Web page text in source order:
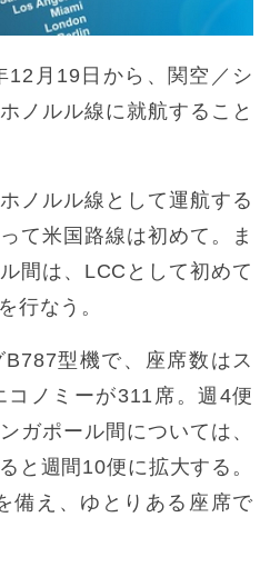
12月19日から、関空／シ
ノルル線に就航すること
ノルル線として運航する
て米国路線は初めて。ま
間は、LCCとして初めて
行なう。
型機で、座席数はス
コノミーが311席。週4便
ガポール間については、
と週間10便に拡大する。
備え、ゆとりある座席で